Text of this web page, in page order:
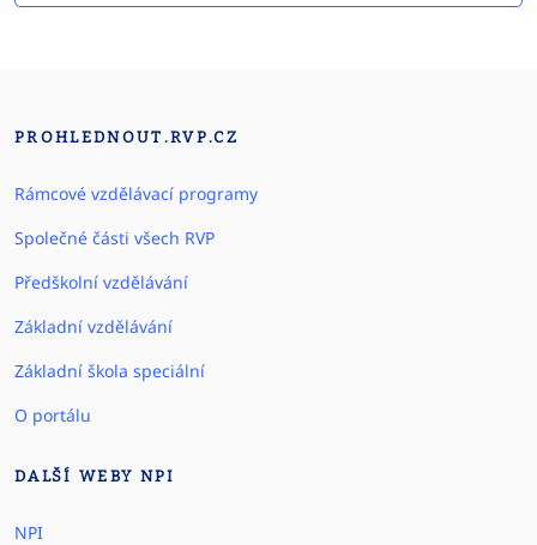
PROHLEDNOUT.RVP.CZ
Rámcové vzdělávací programy
Společné části všech RVP
Předškolní vzdělávání
Základní vzdělávání
Základní škola speciální
O portálu
DALŠÍ WEBY NPI
NPI